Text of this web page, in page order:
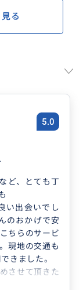
る
5.0
ど、とても丁
い出会いでし
のおかげで安
ちらのサービ
現地の交通も
きました。
させて頂きた